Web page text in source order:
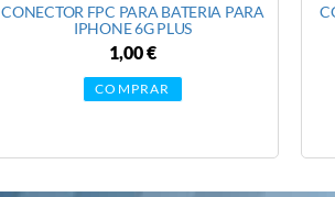
CONECTOR FPC PARA BATERIA PARA
IPHONE 6G PLUS
1,00€
COMPRAR